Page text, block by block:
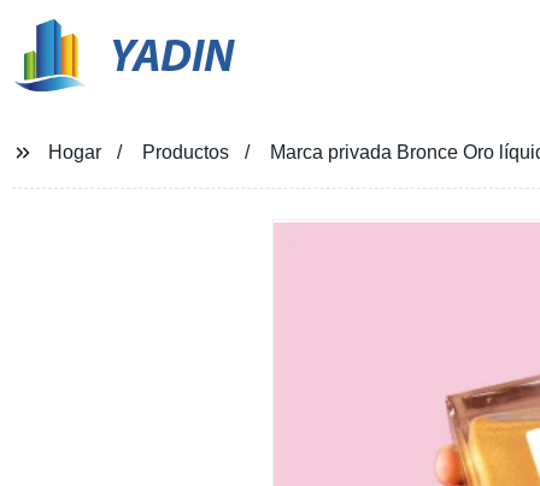
YADIN
Hogar Productos Marca privada Bronce Oro